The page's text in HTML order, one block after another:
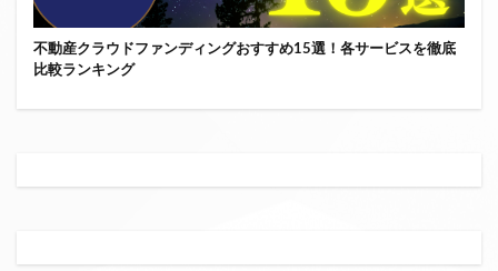
不動産クラウドファンディングおすすめ15選！各サービスを徹底
比較ランキング